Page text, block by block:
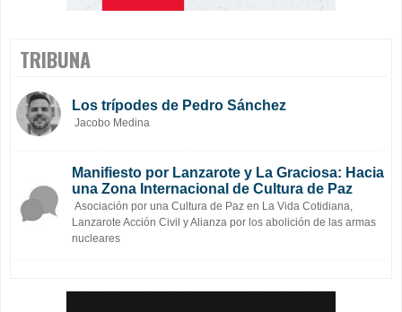
TRIBUNA
Los trípodes de Pedro Sánchez
Jacobo Medina
Manifiesto por Lanzarote y La Graciosa: Hacia
una Zona Internacional de Cultura de Paz
Asociación por una Cultura de Paz en La Vida Cotidiana,
Lanzarote Acción Civil y Alianza por los abolición de las armas
nucleares